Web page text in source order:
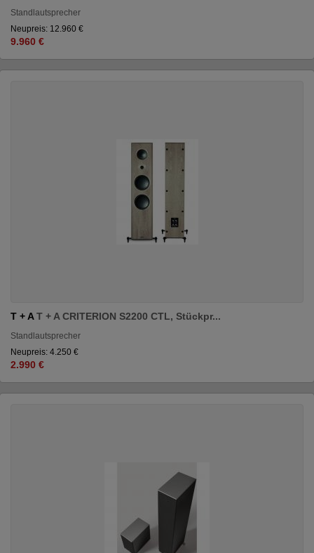
Standlautsprecher
Neupreis: 12.960 €
9.960 €
T + AT + A CRITERION S2200 CTL, Stückpr...
Standlautsprecher
Neupreis: 4.250 €
2.990 €